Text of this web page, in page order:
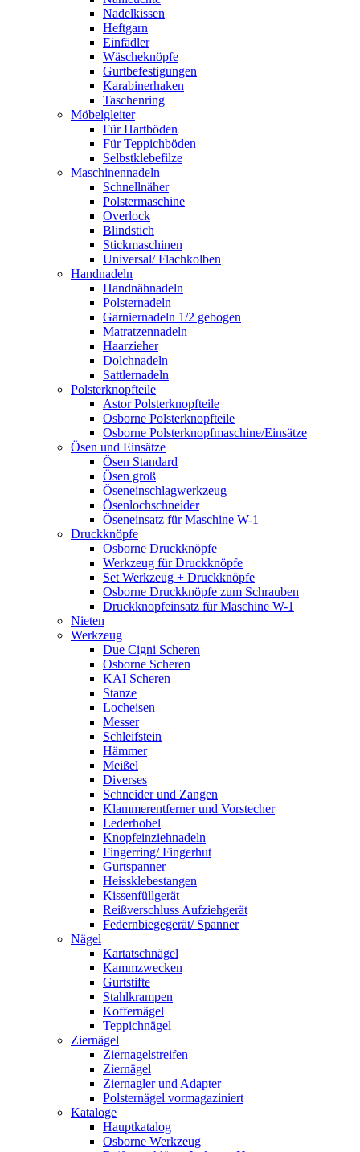
Nadelkissen
Heftgarn
Einfädler
Wäscheknöpfe
Gurtbefestigungen
Karabinerhaken
Taschenring
Möbelgleiter
Für Hartböden
Für Teppichböden
Selbstklebefilze
Maschinennadeln
Schnellnäher
Polstermaschine
Overlock
Blindstich
Stickmaschinen
Universal/ Flachkolben
Handnadeln
Handnähnadeln
Polsternadeln
Garniernadeln 1/2 gebogen
Matratzennadeln
Haarzieher
Dolchnadeln
Sattlernadeln
Polsterknopfteile
Astor Polsterknopfteile
Osborne Polsterknopfteile
Osborne Polsterknopfmaschine/Einsätze
Ösen und Einsätze
Ösen Standard
Ösen groß
Öseneinschlagwerkzeug
Ösenlochschneider
Öseneinsatz für Maschine W-1
Druckknöpfe
Osborne Druckknöpfe
Werkzeug für Druckknöpfe
Set Werkzeug + Druckknöpfe
Osborne Druckknöpfe zum Schrauben
Druckknopfeinsatz für Maschine W-1
Nieten
Werkzeug
Due Cigni Scheren
Osborne Scheren
KAI Scheren
Stanze
Locheisen
Messer
Schleifstein
Hämmer
Meißel
Diverses
Schneider und Zangen
Klammerentferner und Vorstecher
Lederhobel
Knopfeinziehnadeln
Fingerring/ Fingerhut
Gurtspanner
Heissklebestangen
Kissenfüllgerät
Reißverschluss Aufziehgerät
Federnbiegegerät/ Spanner
Nägel
Kartatschnägel
Kammzwecken
Gurtstifte
Stahlkrampen
Koffernägel
Teppichnägel
Ziernägel
Ziernagelstreifen
Ziernägel
Ziernagler und Adapter
Polsternägel vormagaziniert
Kataloge
Hauptkatalog
Osborne Werkzeug